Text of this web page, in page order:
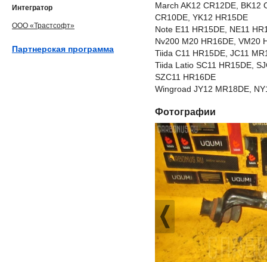
March AK12 CR12DE, BK12
CR10DE, YK12 HR15DE
Note E11 HR15DE, NE11
Nv200 M20 HR16DE, VM20
Tiida C11 HR15DE, JC11
Tiida Latio SC11 HR15DE,
SZC11 HR16DE
Wingroad JY12 MR18DE,
Фотографии
Интегратор
ООО «Трастсофт»
Партнерская программа